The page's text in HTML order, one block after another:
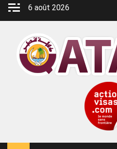
Aller
6 août 2026